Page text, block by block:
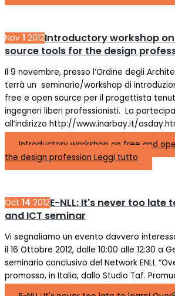
Nov 1 2012Introductory workshop
source tools for the design
Il 9 novembre, presso l’Ordine degli
terrà un seminario/workshop di
free e open source per il progettista
ingegneri liberi professionisti. La
all’indirizzo http://www.inarbay.it/
Introductory workshop on free and
the design profession Leggi tutto
Oct 14 2012E-NLL: It's never too late
and ICT seminar
Vi segnaliamo un evento davvero
il 16 Ottobre 2012, dalle 10:00 alle 12:30 a
seminario conclusivo del Network ENLL
promosso, in Italia, dallo Studio Taf.